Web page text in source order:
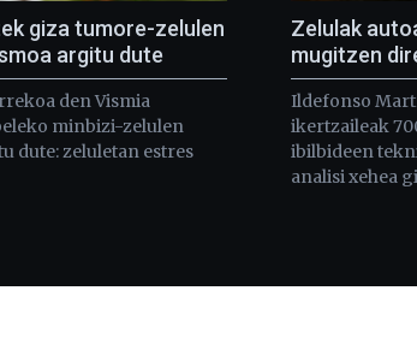
giza tumore-zelulen
argitu dute
den Vismia
minbizi-zelulen
dute: zeluletan estres
Zelulak
mugitzen
Ildefonso
ikertzaileak
ibilbideen
analisi xehea